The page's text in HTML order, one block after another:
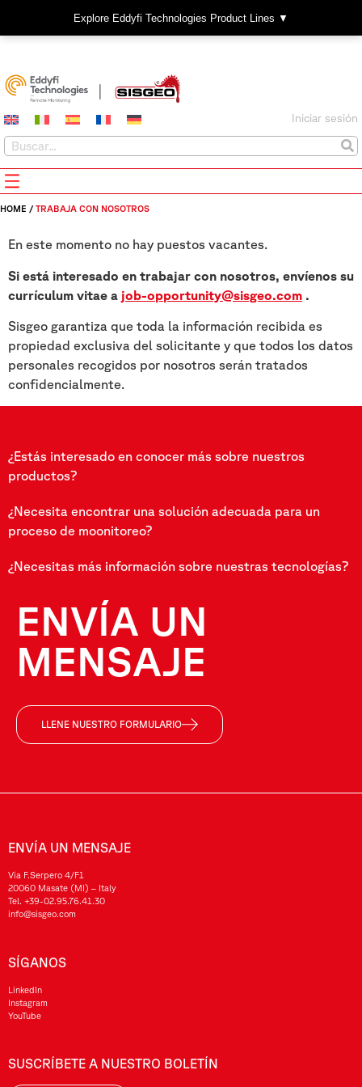
Explore Eddyfi Technologies Product Lines ▼
Iniciar sesión
HOME / TRABAJA CON NOSOTROS
En este momento no hay puestos vacantes.
Si está interesado en trabajar con nosotros, envíenos su
currículum vitae a job-opportunity@sisgeo.com .
Sisgeo garantiza que toda la información recibida es
propiedad exclusiva del solicitante y que todos los datos
personales recogidos por nosotros serán tratados
confidencialmente.
¿Estás interesado en conocer más sobre nuestros
productos?
¿Necesita encontrar una solución adecuada para un
proceso de moonitoreo?
¿Necesitas más información sobre nuestras tecnologías?
ENVÍA UN
MENSAJE
LLENE NUESTRO FORMULARIO
ENVÍA UN MENSAJE
Via F.Serpero 4/F1
20060 Masate (MI) – Italy
Tel. +39-02.95.76.41.30
info@sisgeo.com
SÍGANOS
LinkedIn
Instagram
YouTube
SUSCRÍBETE A NUESTRO BOLETÍN